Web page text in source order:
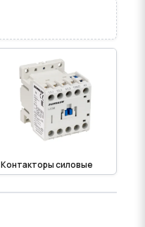
Контакторы силовые